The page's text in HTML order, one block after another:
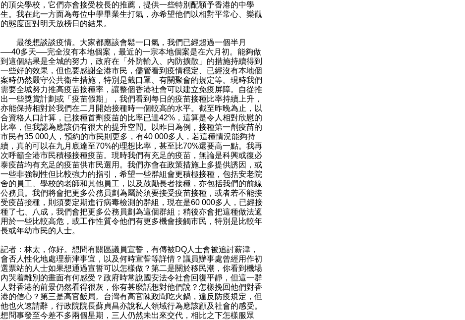
的頂尖學校，它們亦會接受校長的推薦，提供一些特別配額予香港的中學
生。我在此一方面為每位中學畢業生打氣，亦希望他們以相對平常心、樂觀
的態度面對明天放榜日的結果。
最後想談談疫情。大家都應該會鬆一口氣，我們已經超過一個半月
──40多天──完全沒有本地個案，最近的一宗本地個案是在六月初。能夠做
到這個結果是全城的努力，政府在「外防輸入、內防擴散」的措施持續得到
一些好的效果，但也要感謝全港市民，儘管看到疫情穩定、已經沒有本地個
案時仍然嚴守公共衞生措施，特別是戴口罩、有關聚會的規定等。現時我們
需要全城努力推高疫苗接種率，讓整個香港社會可以建立免疫屏障。自從推
出一些獎賞計劃或「疫苗假期」，我們看到每日的疫苗接種比率持續上升，
亦能保持相對於我們在二月開始接種時一個較高的水平。截至昨晚為止，以
合資格人口計算，已接種首劑疫苗的比率已達42%，這算是令人相對欣慰的
比率，但我認為應該仍有很大的提升空間。以昨日為例，接種第一劑疫苗的
市民有35 000人，預約的市民則更多，有40 000多人，若這種情況能夠持
續，真的可以在九月底達至70%的理想比率，甚至比70%還要高一點。我再
次呼籲全港市民積極接種疫苗。現時我們有充足的疫苗，無論是科興或復必
泰疫苗均有充足的疫苗供市民選用。我們亦會在政策措施上多提供誘因，或
一些非強制性但比較強力的指引，希望一些群組會更積極接種，包括安老院
舍的員工、學校的老師和其他員工，以及鼓勵長者接種，亦包括我們的前線
公務員。我們將會把更多公務員劃為屬於須要接受疫苗接種，或者若不能接
受疫苗接種，則須要定期進行病毒檢測的群組，現在是60 000多人，已經接
種了七、八成，我們會把更多公務員劃為這個群組；稍後亦會把這種做法適
用於一些比較高危，或工作性質令他們有更多機會接觸市民，特別是比較年
長或年幼市民的人士。
記者：林太，你好。想問有關區議員宣誓，有傳被DQ人士會被追討薪津，
會否人性化地處理薪津事宜，以及何時宣誓等詳情？議員辦事處曾經用作初
選票站的人士如果想通過宣誓可以怎樣做？第二是關於移民潮，你看到機場
內哭着離別的畫面有何感受？政府時常說國安法令社會回復平靜，但這一群
人對香港的前景仍然看得很灰，你有甚麼話想對他們說？怎樣挽回他們對香
港的信心？第三是高官飯局。台灣有高官陳政聞吃火鍋，違反防疫規定，但
他也火速請辭，行政院院長蘇貞昌亦說私人領域行為應該顧及社會的感受。
想問事發至今差不多兩個星期，三人仍然未出來交代，相比之下怎樣服眾